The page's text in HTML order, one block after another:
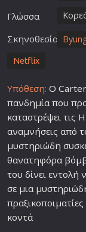
Γλώσσα
Σκηνοθεσία
Netflix
Υπόθεση: Ο
πανδημία που
καταστρέψει τις
αναμνήσεις από
μυστηριώδη
θανατηφόρα
του δίνει εντολή
σε μια
κοντά